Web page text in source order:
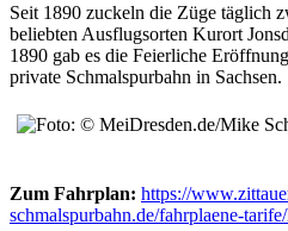
Seit 1890 zuckeln die Züge täglich
beliebten Ausflugsorten Kurort
1890 gab es die Feierliche
private Schmalspurbahn in Sachsen.
Zum Fahrplan: https://
schmalspurbahn.de/fahrplaene-